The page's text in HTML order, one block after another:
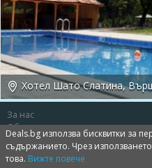
Хотел Шато Слатина,
За нас
Общи условия
Политика за лични данни
Deals.bg използва бисквитки за
съдържанието. Чрез
това. Вижте повече